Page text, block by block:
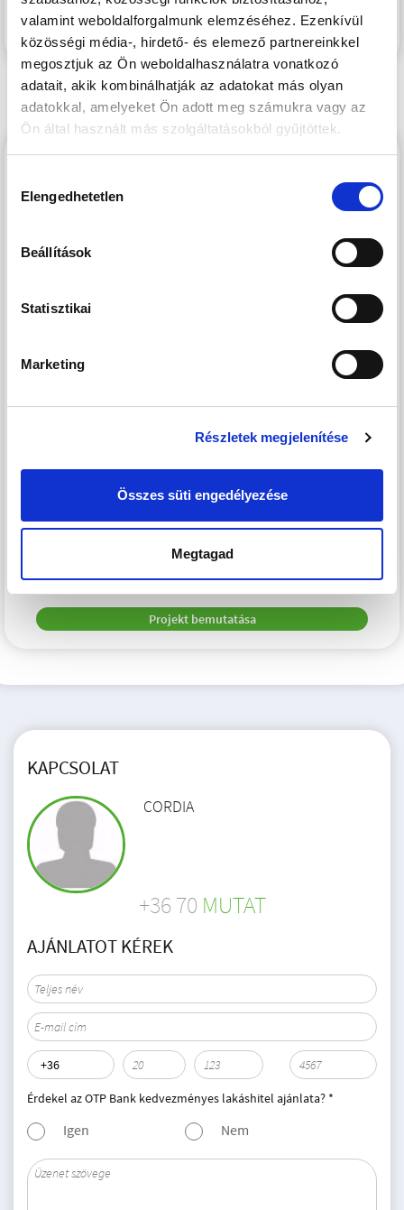
valamint weboldalforgalmunk elemzéséhez. Ezenkívül
közösségi média-, hirdető- és elemező partnereinkkel
megosztjuk az Ön weboldalhasználatra vonatkozó
adatait, akik kombinálhatják az adatokat más olyan
adatokkal, amelyeket Ön adott meg számukra vagy az
Ön által használt más szolgáltatásokból gyűjtöttek.
kiválasztása
Elengedhetetlen
Beállítások
Statisztikai
Marketing
Részletek megjelenítése
Összes süti engedélyezése
Megtagad
hangulatot teremt.
THERMAL ZUGLÓ 5 BY CORDIA
2028. I. negyedév
Méret: 43 - 75 m2
Projekt bemutatása
KAPCSOLAT
CORDIA
+36 70 MUTAT
AJÁNLATOT KÉREK
Érdekel az OTP Bank kedvezményes lakáshitel ajánlata? *
Igen Nem